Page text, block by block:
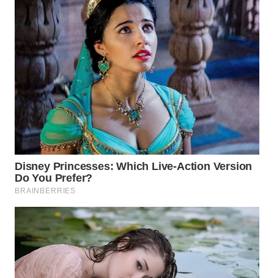
WAHANA
NEWS
WAHANA
TANI
WAHANA
ADVOKAT
WAHANA
INFRASTRUKTUR
WAHANA
KONSUMEN
WAHANA
LISTRIK